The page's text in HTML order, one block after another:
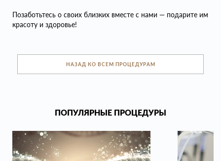
Позаботьтесь о своих близких вместе с нами — подарите им
красоту и здоровье!
НАЗАД КО ВСЕМ ПРОЦЕДУРАМ
ПОПУЛЯРНЫЕ ПРОЦЕДУРЫ